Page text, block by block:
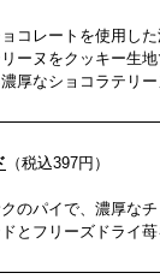
コレートを使用し
ーヌをクッキー生
厚なショコラテリ
（税込397円）
のパイで、濃厚な
とフリーズドライ